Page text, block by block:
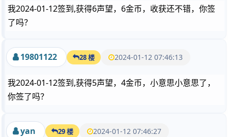
我2024-01-12签到,获得6声望，6金币，收获还不错，你签
了吗？
19801122 28 楼 2024-01-12 07:46:13
我2024-01-12签到,获得5声望，4金币，小意思小意思了，
你签了吗？
yan 29 楼 2024-01-12 07:46:27